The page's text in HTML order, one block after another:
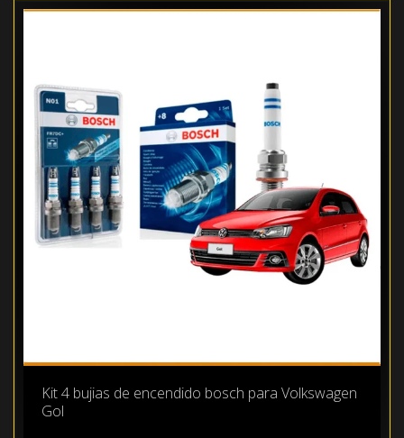
Kit 4 bujias de encendido bosch para Volkswagen
Gol